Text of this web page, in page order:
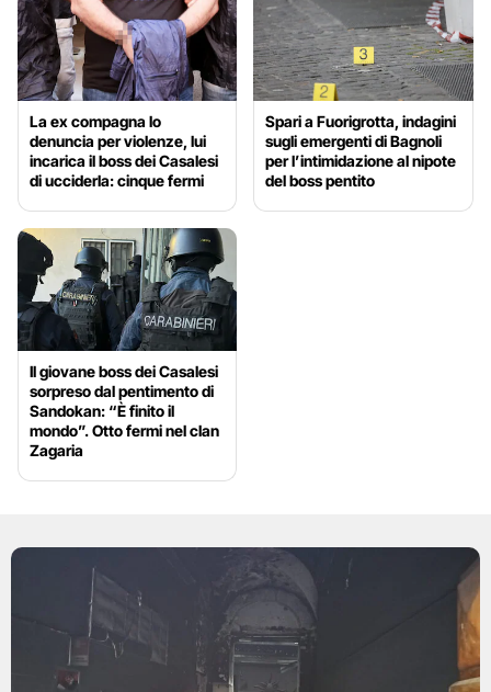
La ex compagna lo
denuncia per violenze, lui
incarica il boss dei Casalesi
di ucciderla: cinque fermi
Spari a Fuorigrotta, indagini
sugli emergenti di Bagnoli
per l’intimidazione al nipote
del boss pentito
Il giovane boss dei Casalesi
sorpreso dal pentimento di
Sandokan: “È finito il
mondo”. Otto fermi nel clan
Zagaria